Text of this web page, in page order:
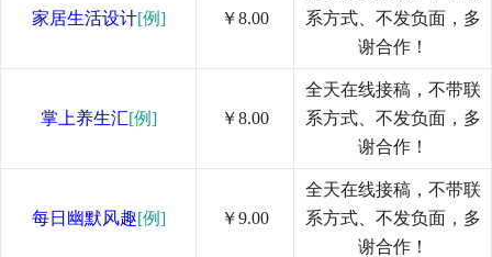
家居生活设计[例] ￥8.00
系方式、不发负面，多
谢合作！
掌上养生汇[例] ￥8.00
全天在线接稿，不带联
系方式、不发负面，多
谢合作！
每日幽默风趣[例] ￥9.00
全天在线接稿，不带联
系方式、不发负面，多
谢合作！